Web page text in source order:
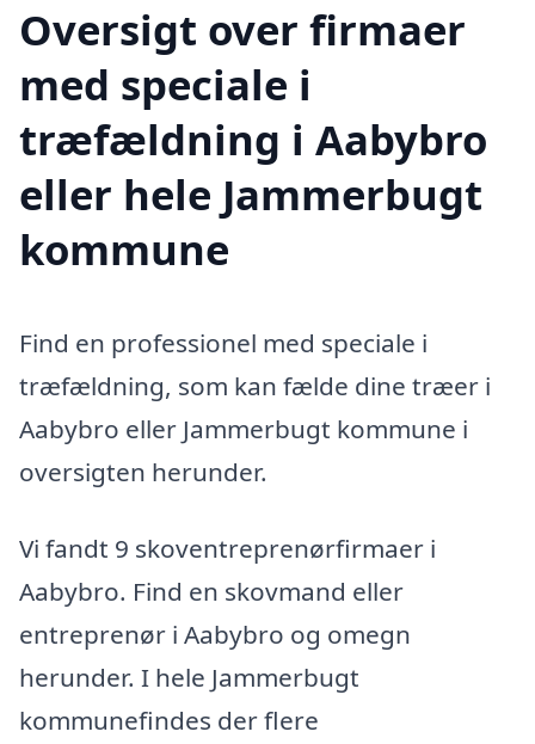
Oversigt over firmaer
med speciale i
træfældning i Aabybro
eller hele Jammerbugt
kommune
Find en professionel med speciale i
træfældning, som kan fælde dine træer i
Aabybro eller Jammerbugt kommune i
oversigten herunder.
Vi fandt 9 skoventreprenørfirmaer i
Aabybro. Find en skovmand eller
entreprenør i Aabybro og omegn
herunder. I hele Jammerbugt
kommunefindes der flere